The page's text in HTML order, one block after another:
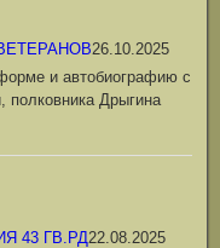
26.10.2025
и автобиографию с
Дрыгина
43 ГВ.РД22.08.2025